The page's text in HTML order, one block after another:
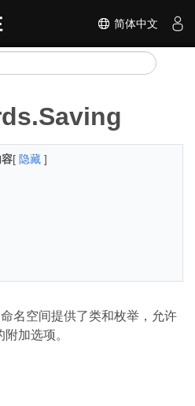
简体中文
[ 隐藏 ]
命名空间提供了类和枚举，允许
加选项。